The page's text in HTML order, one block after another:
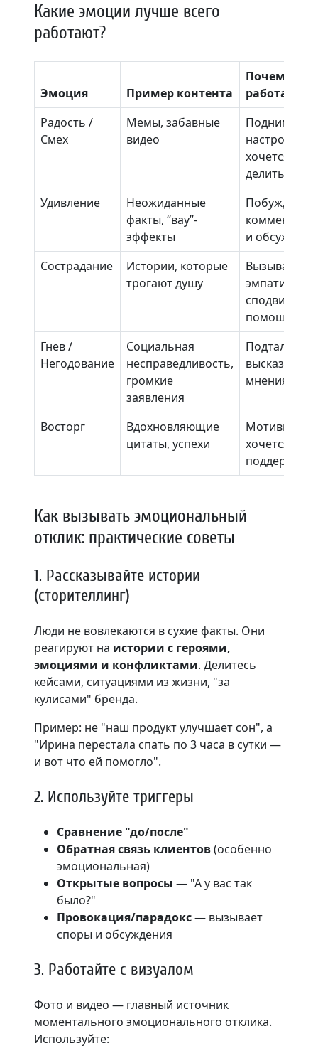
Какие эмоции лучше всего
работают?
Эмоция Пример контента
Почему
работает
Радость /
Смех
Мемы, забавные
видео
Поднимают
настроение,
хочется
делиться
Удивление
Неожиданные
факты, “вау”-
эффекты
Побуждает
и обсуждать
Сострадание
Истории, которые
трогают душу
Вызывают
эмпатию,
сподвигают
помощь
Гнев /
Негодование
Социальная
несправедливость,
громкие
заявления
мнения
Восторг
Вдохновляющие
цитаты, успехи
Мотивирует,
хочется
поддержать
Как вызывать эмоциональный
отклик: практические советы
1. Рассказывайте истории
(сторителлинг)
Люди не вовлекаются в сухие факты. Они
реагируют на истории с героями,
эмоциями и конфликтами. Делитесь
кейсами, ситуациями из жизни, "за
кулисами" бренда.
Пример: не "наш продукт улучшает сон", а
"Ирина перестала спать по 3 часа в сутки —
и вот что ей помогло".
2. Используйте триггеры
Сравнение "до/после"
Обратная связь клиентов(особенно
эмоциональная)
Открытые вопросы — "А у вас так
было?"
Провокация/парадокс— вызывает
споры и обсуждения
3. Работайте с визуалом
Фото и видео — главный источник
моментального эмоционального отклика.
Используйте: